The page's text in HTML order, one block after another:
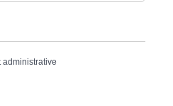
administrative